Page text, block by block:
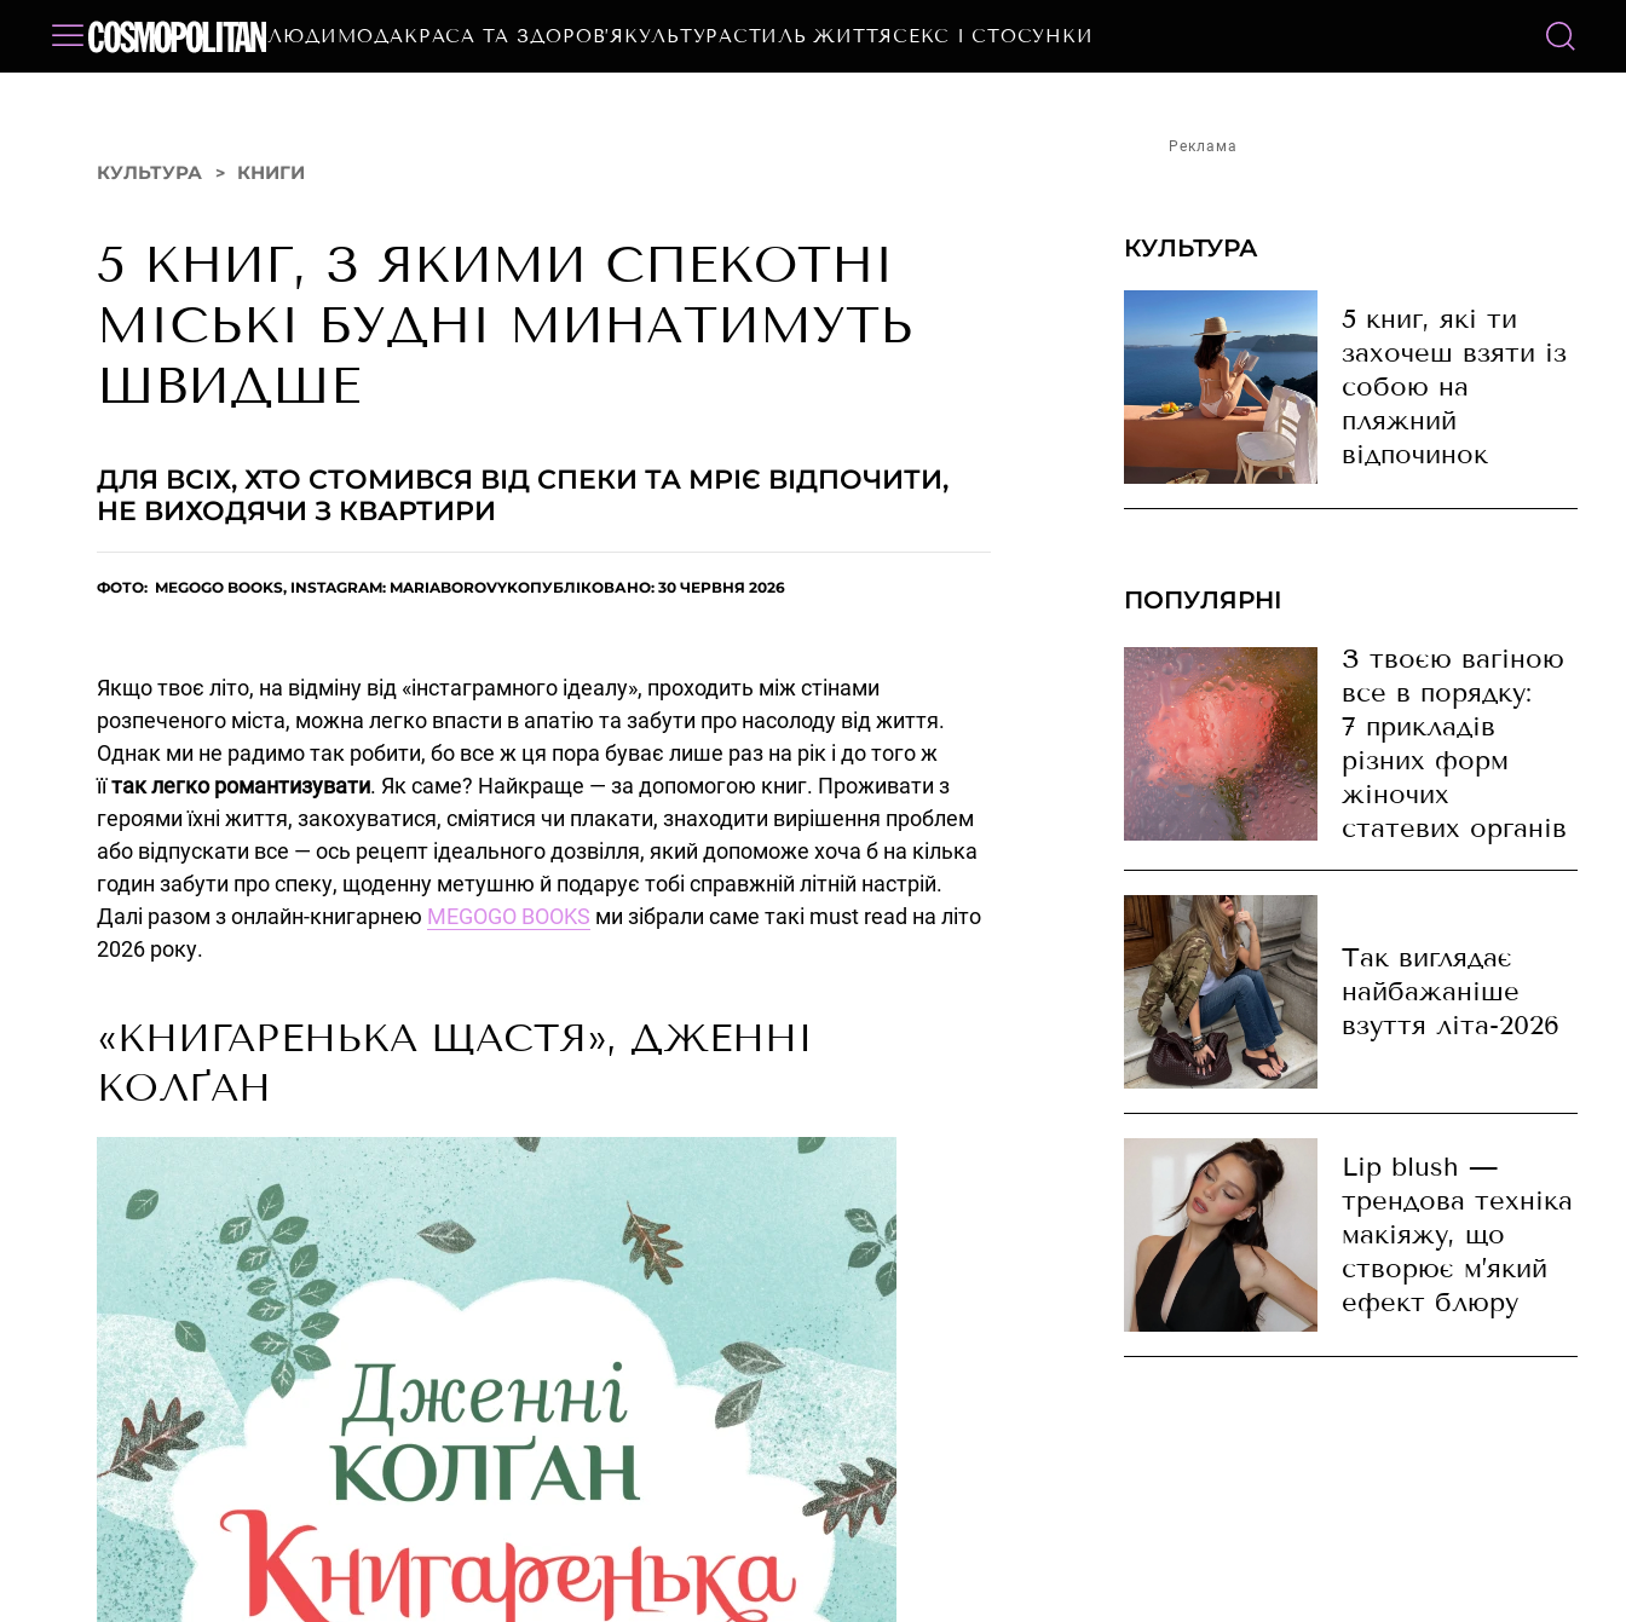
ЛЮДИ МОДАКРАСА ТА ЗДОРОВ’Я КУЛЬТУРАСТИЛЬ ЖИТТЯ СЕКС І СТОСУНКИ
КУЛЬТУРА КНИГИ
5 КНИГ, З ЯКИМИ СПЕКОТНІ
МІСЬКІ БУДНІ МИНАТИМУТЬ
ШВИДШЕ
ДЛЯ ВСІХ, ХТО СТОМИВСЯ ВІД СПЕКИ ТА МРІЄ ВІДПОЧИТИ,
НЕ ВИХОДЯЧИ З КВАРТИРИ
ФОТО: MEGOGO BOOKS, INSTAGRAM: MARIABOROVYKОПУБЛІКОВАНО: 30 ЧЕРВНЯ 2026
Якщо твоє літо, на відміну від «інстаграмного ідеалу», проходить між стінами
розпеченого міста, можна легко впасти в апатію та забути про насолоду від життя.
Однак ми не радимо так робити, бо все ж ця пора буває лише раз на рік і до того ж
їїтак легко романтизувати. Як саме? Найкраще — за допомогою книг. Проживати з
героями їхні життя, закохуватися, сміятися чи плакати, знаходити вирішення проблем
або відпускати все — ось рецепт ідеального дозвілля, який допоможе хоча б на кілька
годин забути про спеку, щоденну метушню й подарує тобі справжній літній настрій.
Далі разом з онлайн-книгарнею MEGOGO BOOKS ми зібрали саме такі must read на літо
2026 року.
«КНИГАРЕНЬКА ЩАСТЯ», ДЖЕННІ
КОЛҐАН
Реклама
КУЛЬТУРА
5 книг, які ти
захочеш взяти із
собою на
пляжний
відпочинок
ПОПУЛЯРНІ
З твоєю вагіною
все в порядку:
7 прикладів
різних форм
жіночих
статевих органів
Так виглядає
найбажаніше
взуття літа-2026
Lip blush —
трендова техніка
макіяжу, що
створює м’який
ефект блюру